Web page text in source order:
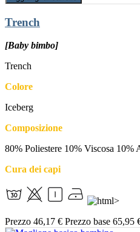
Trench
[Baby bimbo]
Trench
Colore
Iceberg
Composizione
80% Poliestere 10% Viscosa 10%
Cura dei capi
Prezzo 46,17 € Prezzo base 65,95